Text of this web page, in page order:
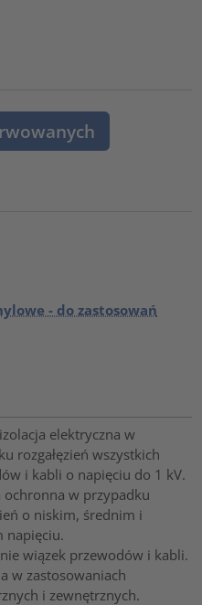
- do zastosowań
elektryczna w
rozgałęzień wszystkich
i kabli o napięciu do 1 kV.
ochronna w przypadku
o niskim, średnim i
napięciu.
wiązek przewodów i kabli.
w zastosowaniach
i zewnętrznych.